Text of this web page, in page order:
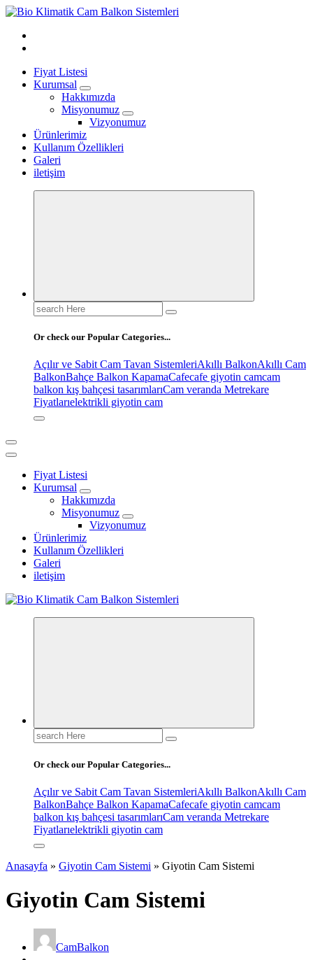
Skip
content
Fiyat Listesi
Kurumsal
Hakkımızda
Misyonumuz
Vizyonumuz
Ürünlerimiz
Kullanım Özellikleri
Galeri
iletişim
Search
for:
Or check our Popular Categories...
Açılır ve Sabit Cam Tavan SistemleriAkıllı BalkonAkıllı Cam
BalkonBahçe Balkon KapamaCafecafe giyotin camcam
balkon kış bahçesi tasarımlarıCam veranda Metrekare
Fiyatlarıelektrikli giyotin cam
Fiyat Listesi
Kurumsal
Hakkımızda
Misyonumuz
Vizyonumuz
Ürünlerimiz
Kullanım Özellikleri
Galeri
iletişim
Search
for:
Or check our Popular Categories...
Açılır ve Sabit Cam Tavan SistemleriAkıllı BalkonAkıllı Cam
BalkonBahçe Balkon KapamaCafecafe giyotin camcam
balkon kış bahçesi tasarımlarıCam veranda Metrekare
Fiyatlarıelektrikli giyotin cam
Anasayfa » Giyotin Cam Sistemi » Giyotin Cam Sistemi
Giyotin Cam Sistemi
CamBalkon